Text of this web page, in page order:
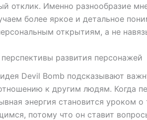
отклик. Именно разнообразие
более яркое и детальное
открытиям, а не
развития персонажей
Devil Bomb подсказывают
к другим людям. Когда
энергия становится уроком
потому что он ставит